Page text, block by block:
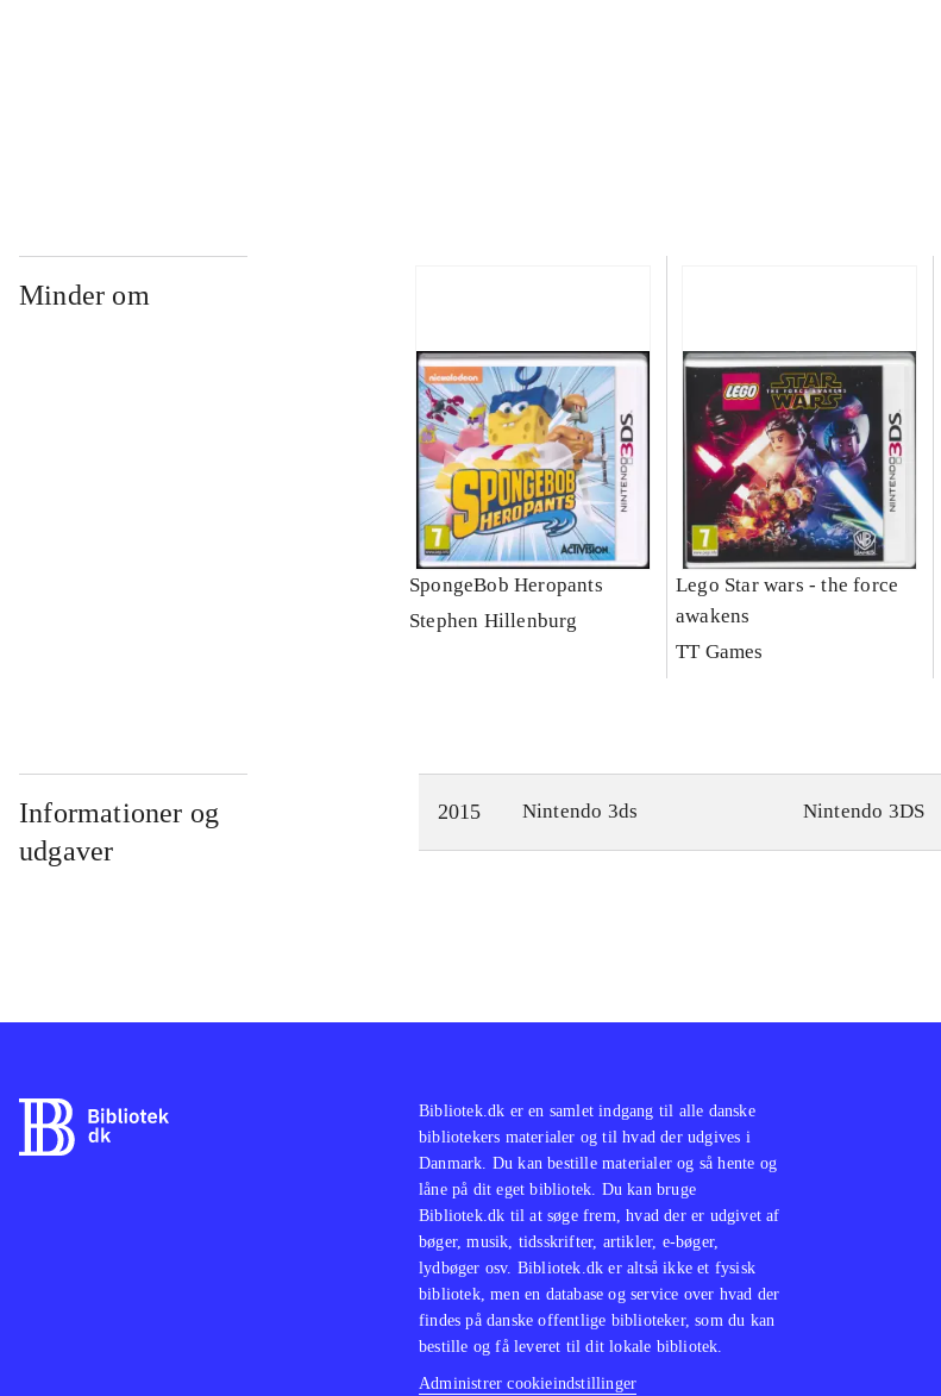
Minder om
SpongeBob Heropants
Stephen Hillenburg
Lego Star wars - the force
awakens
TT Games
Informationer og
udgaver
2015 Nintendo 3ds Nintendo 3DS
Bibliotek.dk er en samlet indgang til alle danske
bibliotekers materialer og til hvad der udgives i
Danmark. Du kan bestille materialer og så hente og
låne på dit eget bibliotek. Du kan bruge
Bibliotek.dk til at søge frem, hvad der er udgivet af
bøger, musik, tidsskrifter, artikler, e-bøger,
lydbøger osv. Bibliotek.dk er altså ikke et fysisk
bibliotek, men en database og service over hvad der
findes på danske offentlige biblioteker, som du kan
bestille og få leveret til dit lokale bibliotek.
Administrer cookieindstillinger